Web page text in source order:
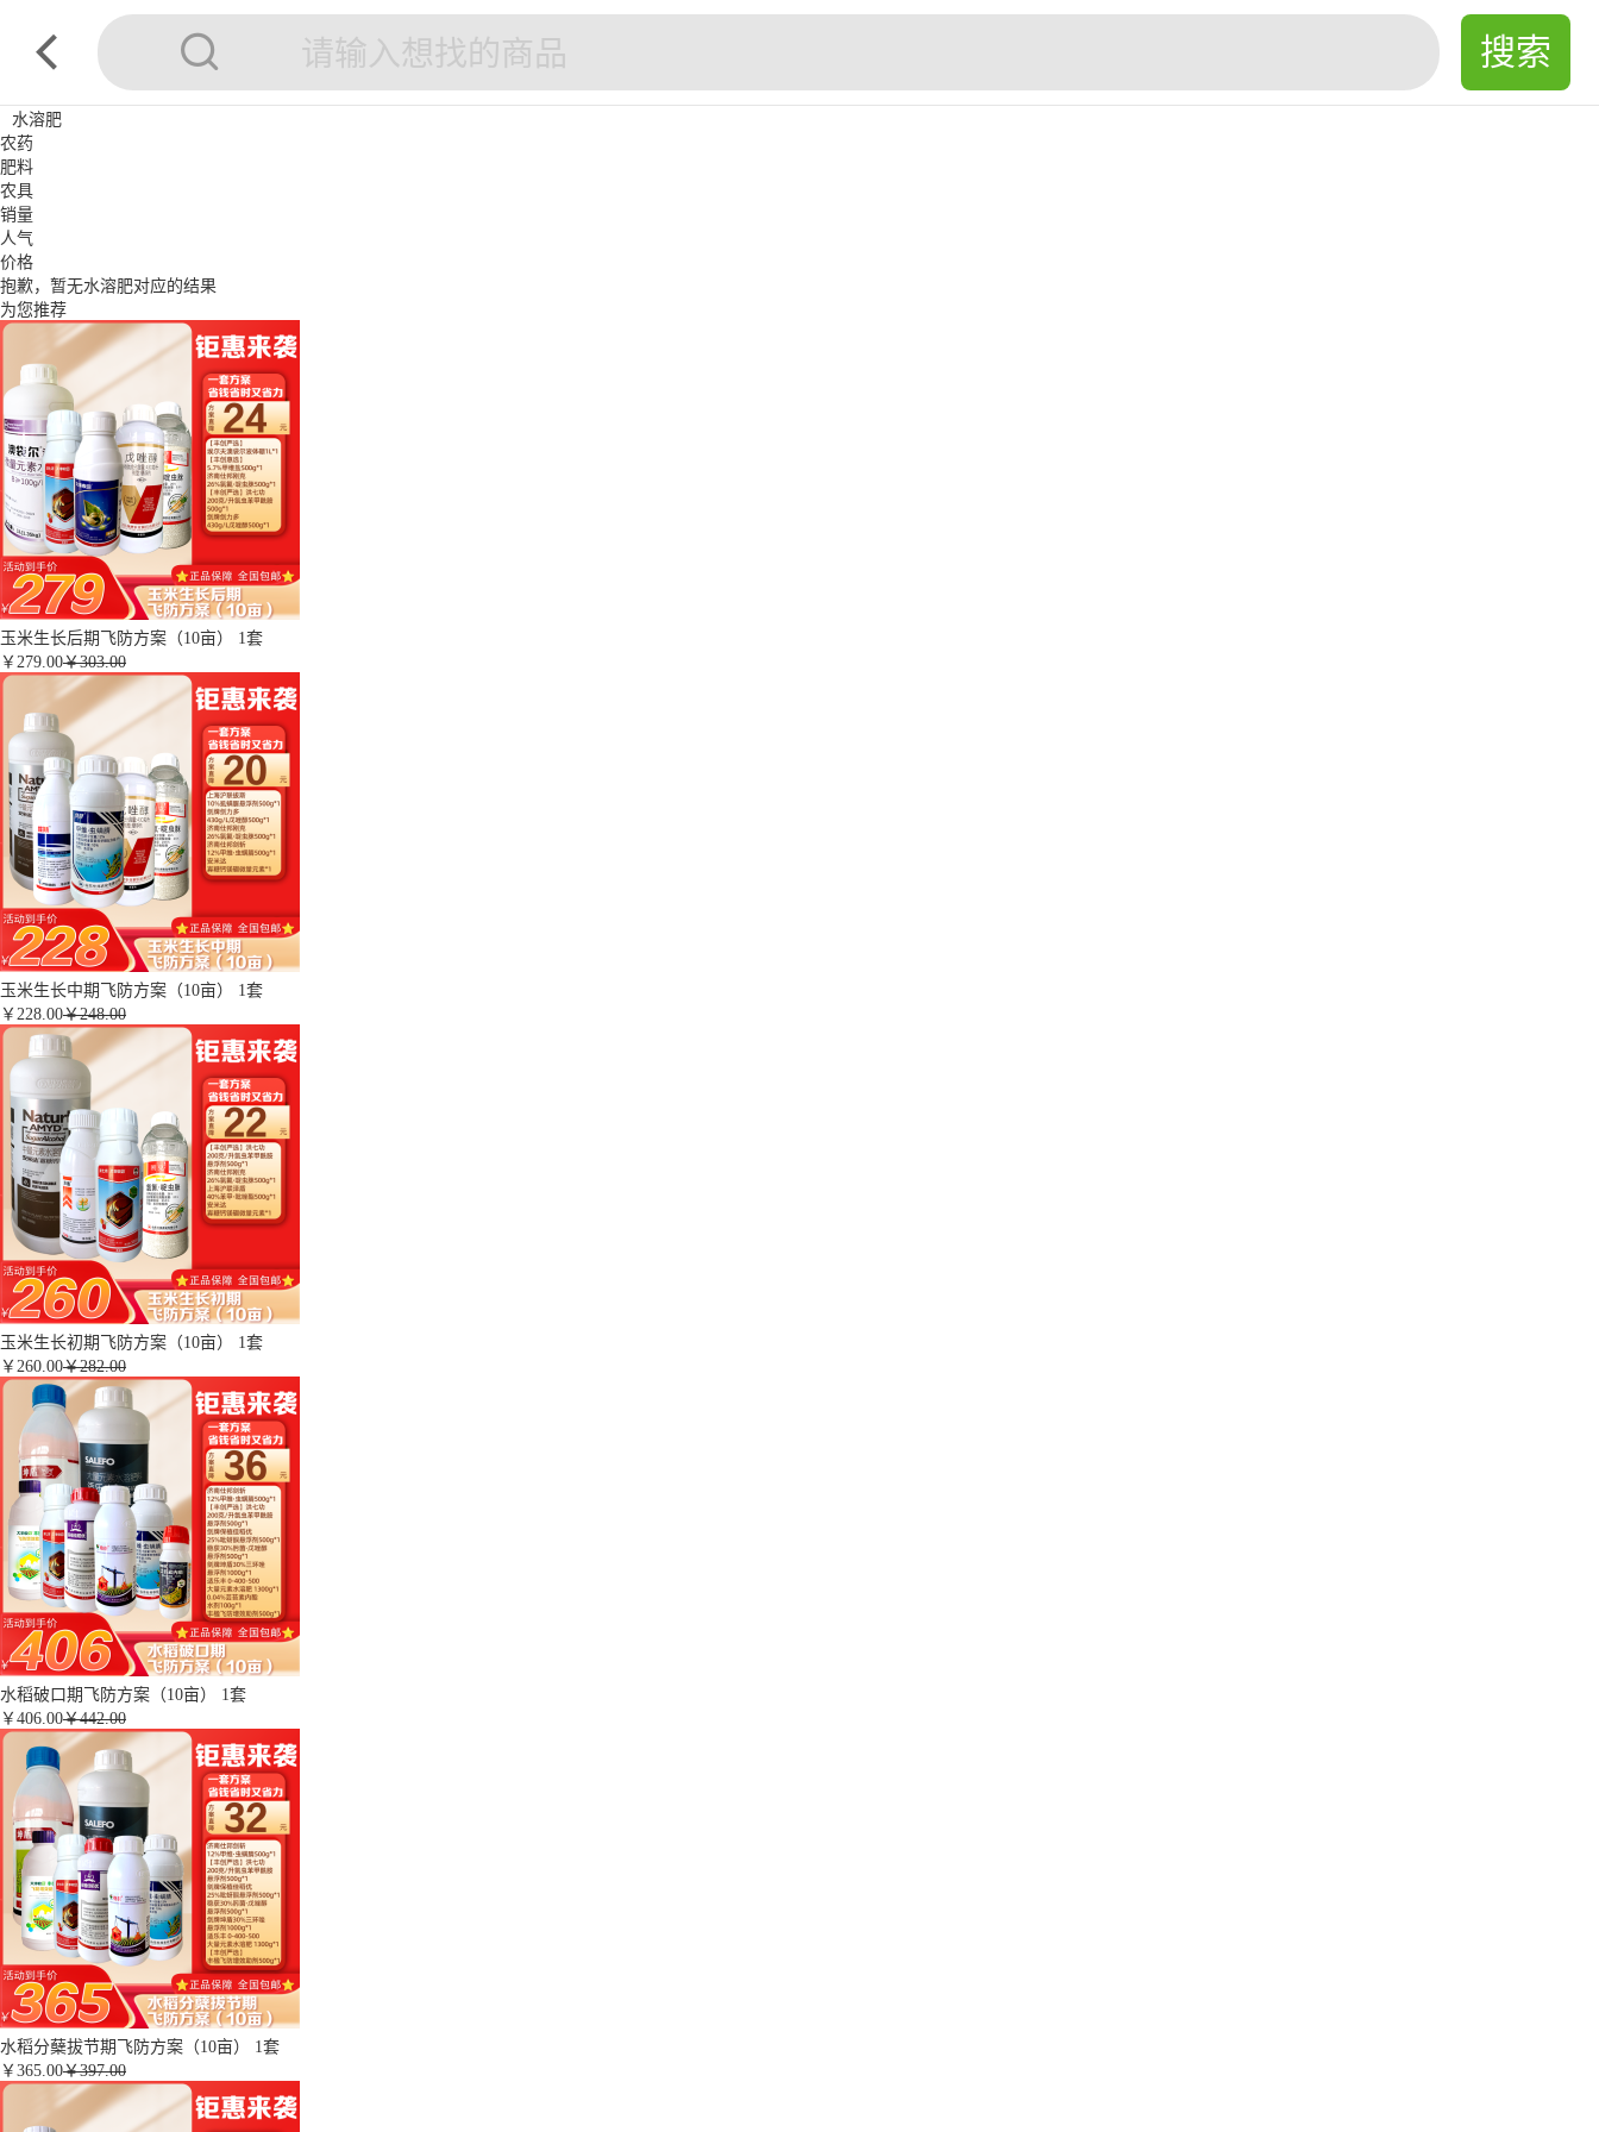
水溶肥
农药
肥料
农具
销量
人气
价格
抱歉，暂无水溶肥对应的结果
为您推荐
玉米生长后期飞防方案（10亩） 1套
￥ 279.00￥303.00
玉米生长中期飞防方案（10亩） 1套
￥ 228.00￥248.00
玉米生长初期飞防方案（10亩） 1套
￥ 260.00￥282.00
水稻破口期飞防方案（10亩） 1套
￥ 406.00￥442.00
水稻分蘖拔节期飞防方案（10亩） 1套
￥ 365.00￥397.00